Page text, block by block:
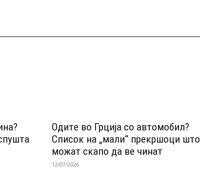
Одитe во Грција со автомобил?
Список на „мали“ прекршоци што
можат скапо да ве чинат
12/07/2026